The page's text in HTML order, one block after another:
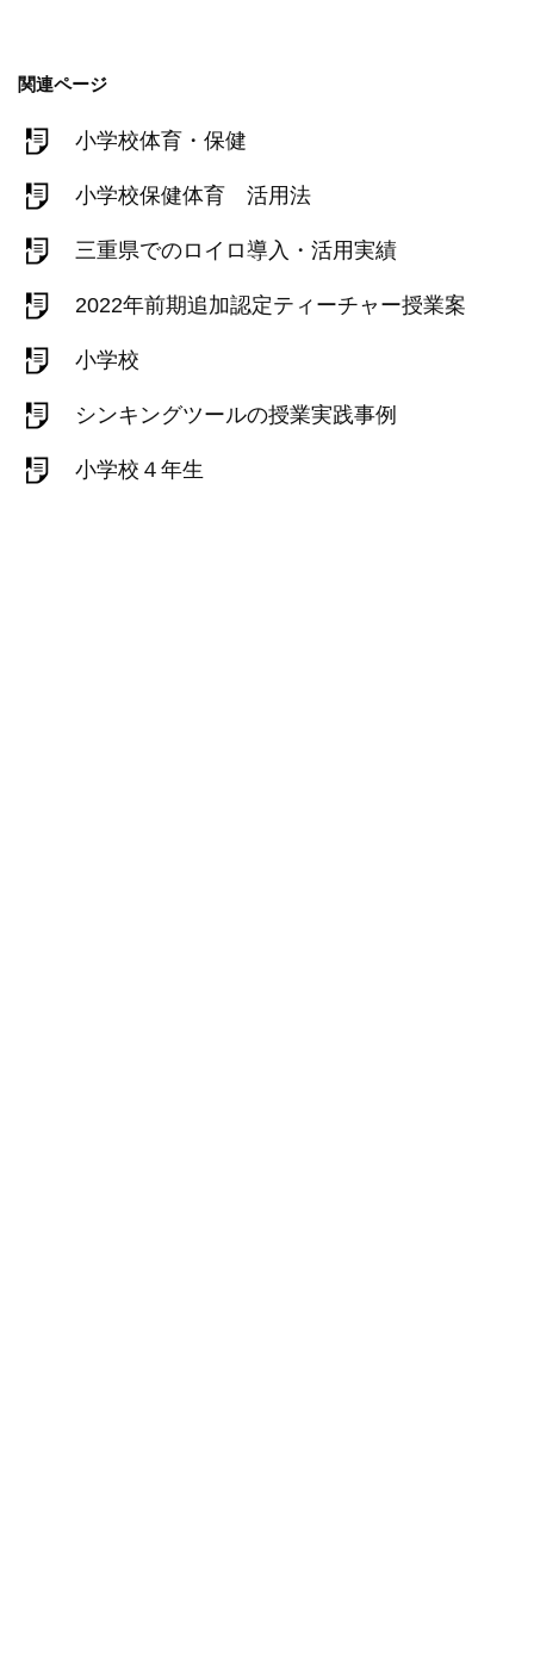
関連ページ
小学校体育・保健
小学校保健体育 活用法
三重県でのロイロ導入・活用実績
2022年前期追加認定ティーチャー授業案
小学校
シンキングツールの授業実践事例
小学校４年生